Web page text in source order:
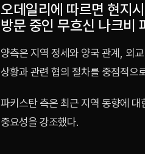
오데일리에 따르면 현지
방문 중인 무흐신 나크비
양측은 지역 정세와 양국 관계, 외
상황과 관련 협의 절차를 중점적으
파키스탄 측은 최근 지역 동향에
중요성을 강조했다.